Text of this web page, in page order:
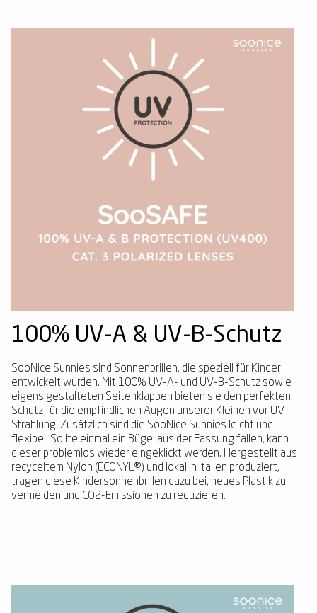
100% UV-A & UV-B-Schutz
SooNice Sunnies sind Sonnenbrillen, die speziell für Kinder
entwickelt wurden. Mit 100% UV-A- und UV-B-Schutz sowie
eigens gestalteten Seitenklappen bieten sie den perfekten
Schutz für die empfindlichen Augen unserer Kleinen vor UV-
Strahlung. Zusätzlich sind die SooNice Sunnies leicht und
flexibel. Sollte einmal ein Bügel aus der Fassung fallen, kann
dieser problemlos wieder eingeklickt werden. Hergestellt aus
recyceltem Nylon (ECONYL®) und lokal in Italien produziert,
tragen diese Kindersonnenbrillen dazu bei, neues Plastik zu
vermeiden und CO2-Emissionen zu reduzieren.